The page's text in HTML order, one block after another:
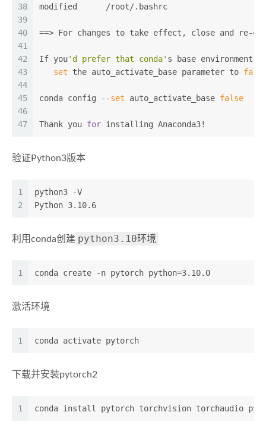
38
39
40
41
42
43
44
45
46
47
modified      /root/.bashrc
==> For changes to take effect, close and re-
If you'd prefer that conda' s base environment
set the auto_activate_base parameter to
conda config --set auto_activate_base false
Thank you for installing Anaconda3!
验证Python3版本
1
2
python3 -V
Python 3.10.6
利用conda创建 python3.10环境
1 conda create -n pytorch python=3.10.0
激活环境
1 conda activate pytorch
下载并安装pytorch2
1 conda install pytorch torchvision torchaudio